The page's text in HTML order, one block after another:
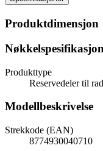
Produktdimensjon
Nøkkelspesifikasjon
Produkttype
Reservedeler til
Modellbeskrivelse
Strekkode (EAN)
8774930040710